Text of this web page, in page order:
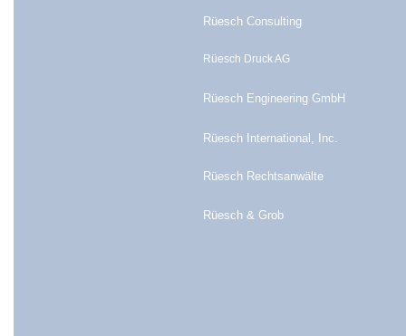
Rüesch Consulting
Rüesch Druck AG
Rüesch Engineering GmbH
Rüesch International, Inc.
Rüesch Rechtsanwälte
Rüesch & Grob